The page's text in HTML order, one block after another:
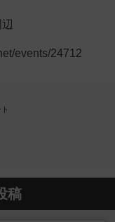
events/24712
稿